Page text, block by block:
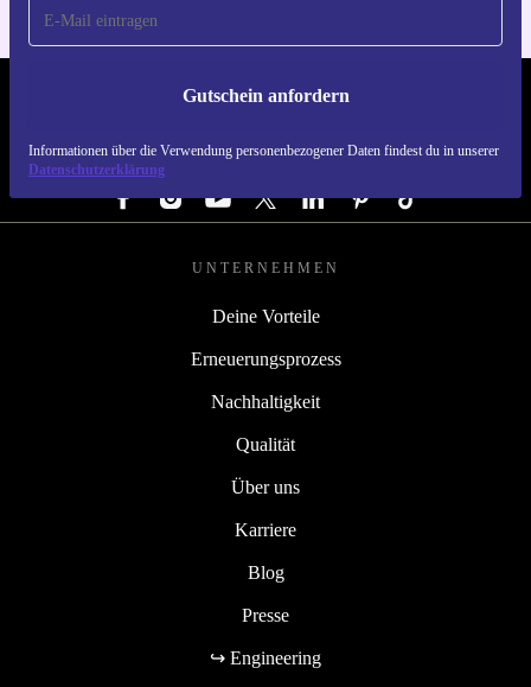
Gutschein anfordern
Informationen über die Verwendung personenbezogener Daten findest du in unserer
Datenschutzerklärung
REFURBED DEUTSCHLAND - RETHINK NEW.
FOLGE UNS
UNTERNEHMEN
Deine Vorteile
Erneuerungsprozess
Nachhaltigkeit
Qualität
Über uns
Karriere
Blog
Presse
↪ Engineering